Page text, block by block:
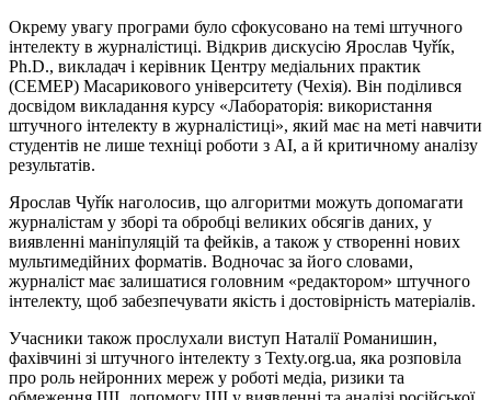
Окрему увагу програми було сфокусовано на темі штучного
інтелекту в журналістиці. Відкрив дискусію Ярослав Чуříк,
Ph.D., викладач і керівник Центру медіальних практик
(CEMEP) Масарикового університету (Чехія). Він поділився
досвідом викладання курсу «Лабораторія: використання
штучного інтелекту в журналістиці», який має на меті навчити
студентів не лише техніці роботи з AI, а й критичному аналізу
результатів.
Ярослав Чуříк наголосив, що алгоритми можуть допомагати
журналістам у зборі та обробці великих обсягів даних, у
виявленні маніпуляцій та фейків, а також у створенні нових
мультимедійних форматів. Водночас за його словами,
журналіст має залишатися головним «редактором» штучного
інтелекту, щоб забезпечувати якість і достовірність матеріалів.
Учасники також прослухали виступ Наталії Романишин,
фахівчині зі штучного інтелекту з Texty.org.ua, яка розповіла
про роль нейронних мереж у роботі медіа, ризики та